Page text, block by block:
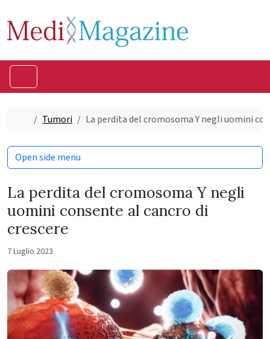
HomeTumori La perdita del cromosoma Y negli uomini
La perdita del cromosoma Y negli
uomini consente al cancro di
crescere
7 Luglio 2023
Open side menu